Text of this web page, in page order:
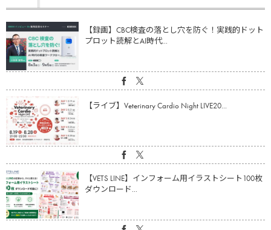
【録画】CBC検査の落とし穴を防ぐ！実践的ドット
プロット読解とAI時代...
【ライブ】Veterinary Cardio Night LIVE20...
【VETS LINE】インフォーム用イラストシート100枚
ダウンロード...